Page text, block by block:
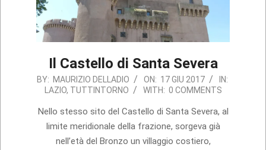
Il Castello di Santa Severa
2017-
06-
17
BY: MAURIZIO DELLADIO ON: 17 GIU 2017
IN:
LAZIO, TUTTINTORNO WITH: 0 COMMENTS
Nello stesso sito del Castello di Santa Severa, al
limite meridionale della frazione, sorgeva già
nell’età del Bronzo un villaggio costiero,